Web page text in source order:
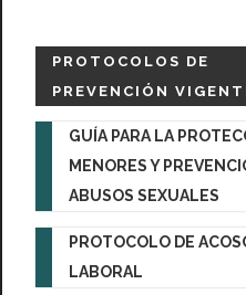
PROTOCOLOS DE
PREVENCIÓN
GUÍA PARA LA
MENORES Y
ABUSOS SEXUALES
PROTOCOLO DE
LABORAL